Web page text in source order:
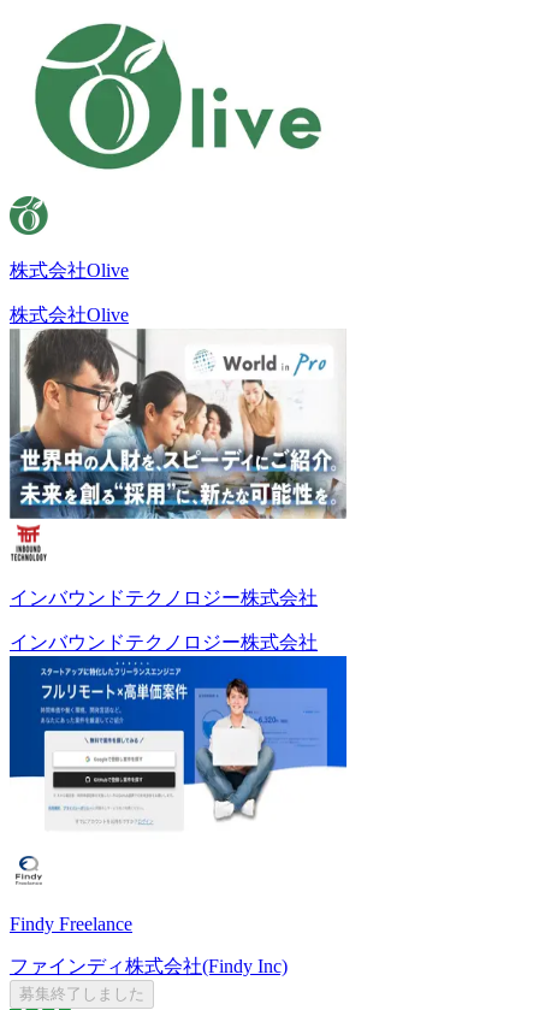
株式会社Olive
株式会社Olive
インバウンドテクノロジー株式会社
インバウンドテクノロジー株式会社
Findy Freelance
ファインディ株式会社(Findy Inc)
募集終了しました